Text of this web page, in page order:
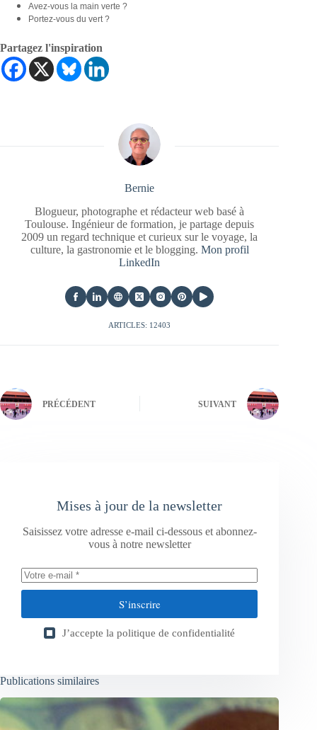
Avez-vous la main verte ?
Portez-vous du vert ?
Partagez l'inspiration
Bernie
Blogueur, photographe et rédacteur web basé à
Toulouse. Ingénieur de formation, je partage depuis
2009 un regard technique et curieux sur le voyage, la
culture, la gastronomie et le blogging. Mon profil
LinkedIn
ARTICLES: 12403
PRÉCÉDENT SUIVANT
Mises à jour de la newsletter
Saisissez votre adresse e-mail ci-dessous et abonnez-
vous à notre newsletter
S’inscrire
J’accepte la politique de confidentialité
Publications similaires